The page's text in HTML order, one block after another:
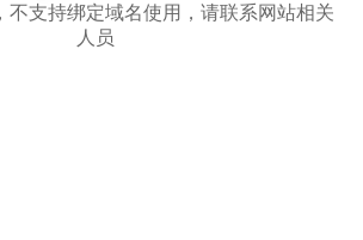
不支持绑定域名使用，请联系网站相关
人员